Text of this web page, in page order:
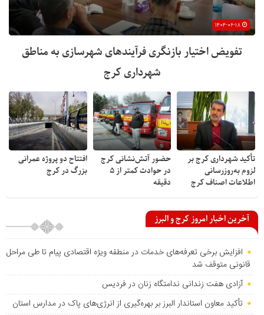
تفویض اختیار بازنگری فرآیندهای شهرسازی به مناطق
شهرداری کرج
تأکید شهرداری کرج بر
لزوم به‌روزرسانی
اطلاعات اصناف کرج
حضور آتش‌نشانی کرج
در حوادث کمتر از ۵
دقیقه
افتتاح دو پروژه عمرانی
بزرگ در کرج
آخرین اخبار امروز کرج و البرز
افزایش برخی تعرفه‌های خدمات در منطقه ویژه اقتصادی پیام تا طی مراحل
قانونی متوقف شد
آزادی هفت زندانی ندامتگاه زنان در فردیس
تأکید معاون استاندار البرز بر بهره‌گیری از انرژی‌های پاک در مدارس استان